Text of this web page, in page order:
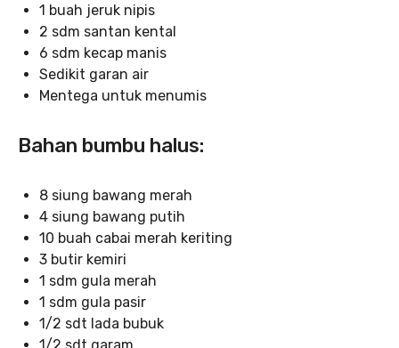
1 buah jeruk nipis
2 sdm santan kental
6 sdm kecap manis
Sedikit garan air
Mentega untuk menumis
Bahan bumbu halus:
8 siung bawang merah
4 siung bawang putih
10 buah cabai merah keriting
3 butir kemiri
1 sdm gula merah
1 sdm gula pasir
1/2 sdt lada bubuk
1/2 sdt garam